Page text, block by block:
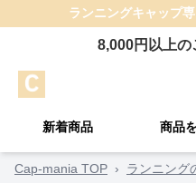
ランニングキャップ
8,000円以上
新着商品 商品
Cap-mania TOP › ランニング